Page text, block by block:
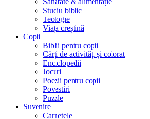
Sănătate & alimentație
Studiu biblic
Teologie
Viața creștină
Copii
Biblii pentru copii
Cărți de activități și colorat
Enciclopedii
Jocuri
Poezii pentru copii
Povestiri
Puzzle
Suvenire
Carnetele